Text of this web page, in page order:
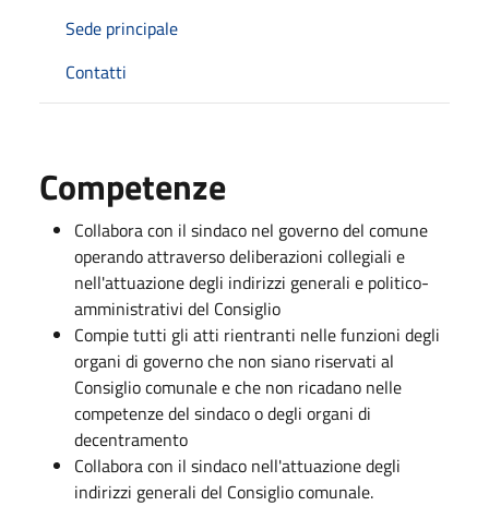
Sede principale
Contatti
Competenze
Collabora con il sindaco nel governo del comune
operando attraverso deliberazioni collegiali e
nell'attuazione degli indirizzi generali e politico-
amministrativi del Consiglio
Compie tutti gli atti rientranti nelle funzioni degli
organi di governo che non siano riservati al
Consiglio comunale e che non ricadano nelle
competenze del sindaco o degli organi di
decentramento
Collabora con il sindaco nell'attuazione degli
indirizzi generali del Consiglio comunale.